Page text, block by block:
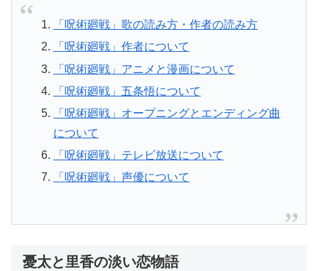
「呪術廻戦」歌の読み方・作者の読み方
「呪術廻戦」作者について
「呪術廻戦」アニメと漫画について
「呪術廻戦」五条悟について
「呪術廻戦」オープニングとエンディング曲
について
「呪術廻戦」テレビ放送について
「呪術廻戦」声優について
憂太と里香の淡い恋物語